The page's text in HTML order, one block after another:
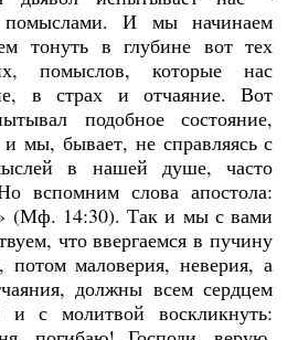
помыслами. И мы начинаем
тонуть в глубине вот тех
помыслов, которые нас
в страх и отчаяние. Вот
подобное состояние,
и мы, бывает, не справляясь с
в нашей душе, часто
вспомним слова апостола:
(Мф. 14:30). Так и мы с вами
что ввергаемся в пучину
потом маловерия, неверия, а
должны всем сердцем
и с молитвой воскликнуть: